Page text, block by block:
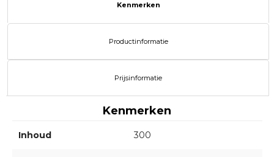
Kenmerken
Productinformatie
Prijsinformatie
Kenmerken
Inhoud 300